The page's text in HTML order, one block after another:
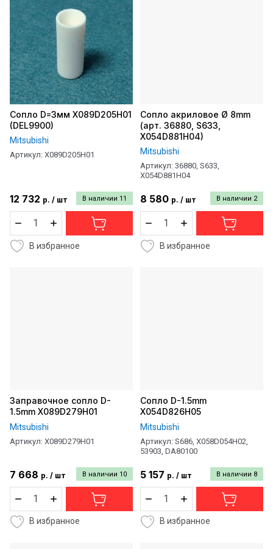
Сопло D=3мм X089D205H01
(DEL9900)
Mitsubishi
Артикул: X089D205H01
В наличии 11
12 732 р. / шт
В избранное
Сопло акриловое Ø 8mm
(арт. 36880, S633,
X054D881H04)
Mitsubishi
Артикул: 36880, S633,
X054D881H04
В наличии 2
8 580 р. / шт
В избранное
Заправочное сопло D-
1.5mm X089D279H01
Mitsubishi
Артикул: X089D279H01
В наличии 10
7 668 р. / шт
В избранное
Сопло D-1.5mm
X054D826H05
Mitsubishi
Артикул: S686, X058D054H02,
53903, DA80100
В наличии 8
5 157 р. / шт
В избранное